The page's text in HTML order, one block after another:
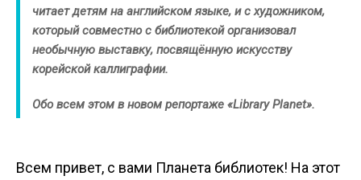
читает детям на английском языке, и с художником,
который совместно с библиотекой организовал
необычную выставку, посвящённую искусству
корейской каллиграфии.
Обо всем этом в новом репортаже «Library Planet».
Всем привет, с вами Планета библиотек! На этот